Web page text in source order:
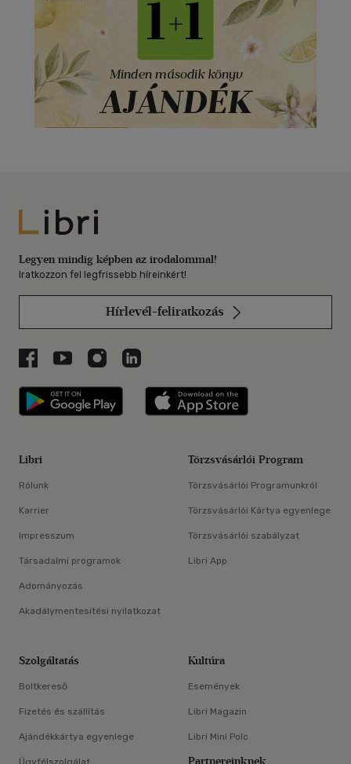
Libri
Legyen mindig képben az irodalommal!
Iratkozzon fel legfrissebb híreinkért!
Hírlevél-feliratkozás
Libri a Facebookon
Libri a Youtube-on
Libri az Instagramon
Libri a LinkedInen
Libri applikáció Szerezd meg: Google
Libri
Rólunk
Karrier
Impresszum
Társadalmi programok
Adományozás
Akadálymentesítési nyilatkozat
Törzsvásárlói Program
Törzsvásárlói Programunkról
Törzsvásárlói Kártya egyenlege
Törzsvásárlói szabályzat
Libri App
Szolgáltatás
Boltkereső
Fizetés és szállítás
Ajándékkártya egyenlege
Ügyfélszolgálat
Kultúra
Események
Libri Magazin
Libri Mini Polc
Partnereinknek